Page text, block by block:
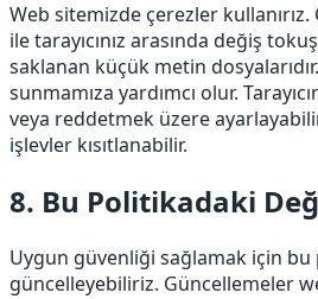
Web sitemizde çerezler
ile tarayıcınız arasında değiş
saklanan küçük metin
sunmamıza yardımcı olur.
veya reddetmek üzere
işlevler kısıtlanabilir.
8. Bu Politikadaki
Uygun güvenliği sağlamak için bu
güncelleyebiliriz. Güncellemeler